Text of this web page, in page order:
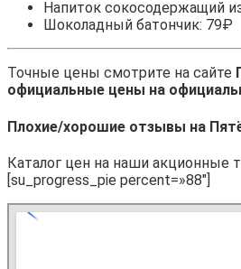
Напиток сокосодержащий
Шоколадный батончик: 79₽
Точные цены смотрите на сайте
официальные цены на
Плохие/хорошие отзывы на
Каталог цен на наши акционные
[su_progress_pie percent=»88″]